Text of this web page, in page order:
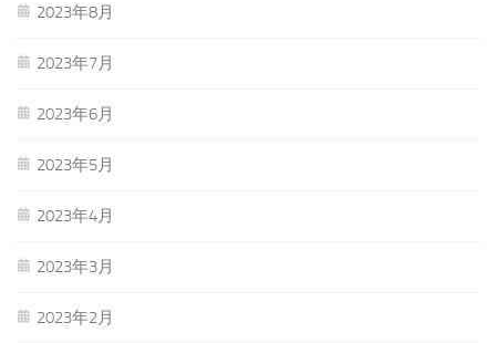
2023年8月
2023年7月
2023年6月
2023年5月
2023年4月
2023年3月
2023年2月